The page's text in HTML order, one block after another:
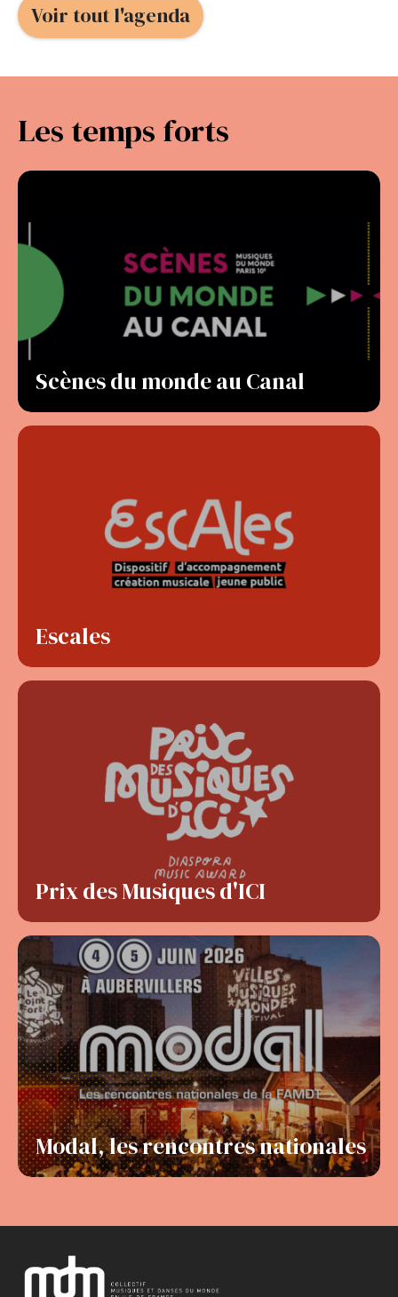
Voir tout l'agenda
Les temps forts
Scènes du monde au Canal
Escales
Prix des Musiques d'ICI
Modal, les rencontres nationales